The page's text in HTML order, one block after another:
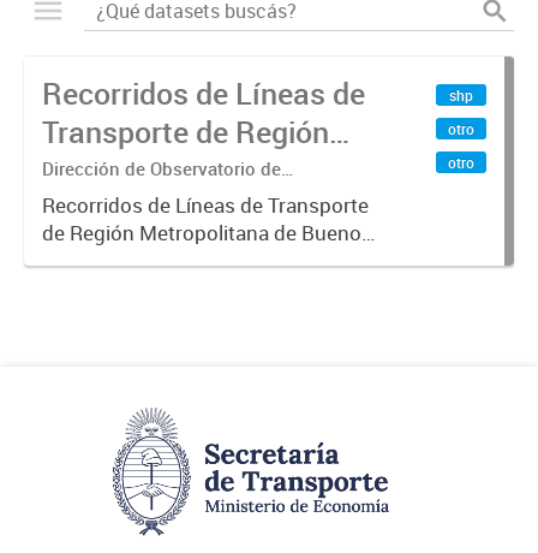
Recorridos de Líneas de
Transporte de Región
Metropolitana de
Buenos Aires (RMBA)
Dirección de Observatorio de
Transporte, Estudio y Sistemas
Recorridos de Líneas de Transporte
de Región Metropolitana de Buenos
Aires (RMBA).-
shp
otro
otro